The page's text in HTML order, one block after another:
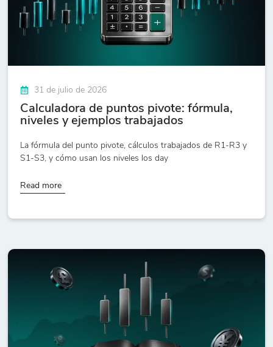
31 de julio de 2026
Calculadora de puntos pivote: fórmula,
niveles y ejemplos trabajados
La fórmula del punto pivote, cálculos trabajados de R1-R3 y
S1-S3, y cómo usan los niveles los day
Read more